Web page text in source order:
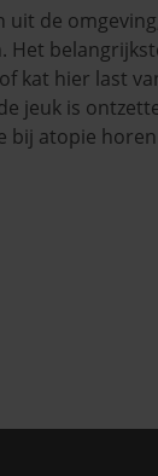
de
kat hier last
jeuk is
bij atopie